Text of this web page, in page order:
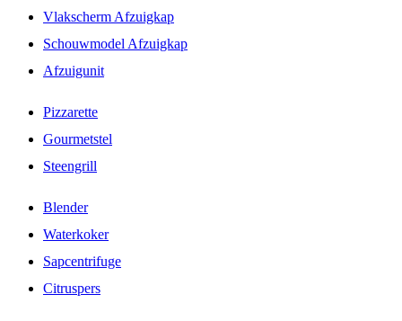
Vlakscherm Afzuigkap
Schouwmodel Afzuigkap
Afzuigunit
Pizzarette
Gourmetstel
Steengrill
Blender
Waterkoker
Sapcentrifuge
Citruspers